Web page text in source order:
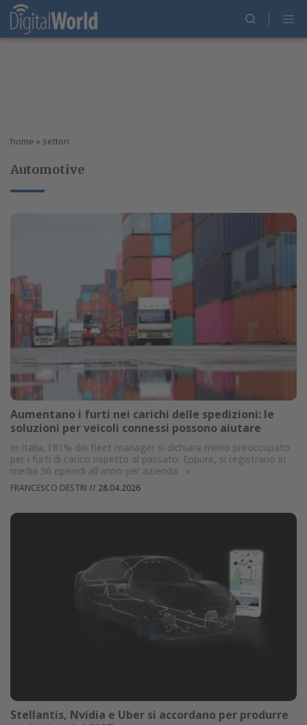
home » settori
Automotive
Aumentano i furti nei carichi delle spedizioni: le
soluzioni per veicoli connessi possono aiutare
In Italia, l'81% dei fleet manager si dichiara meno preoccupato
per i furti di carico rispetto al passato. Eppure, si registrano in
media 36 episodi all’anno per azienda. »
FRANCESCO DESTRI // 28.04.2026
Stellantis, Nvidia e Uber si accordano per produrre